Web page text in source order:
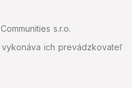
s.r.o.
ich prevádzkovateľ